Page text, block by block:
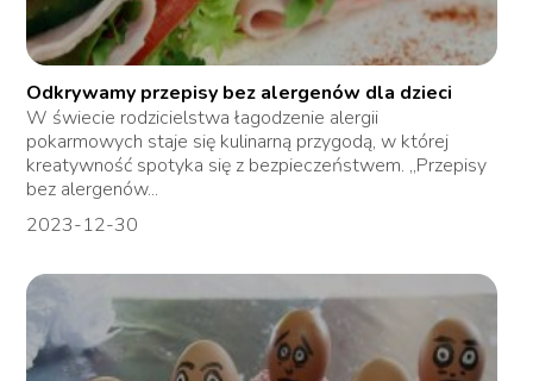
Odkrywamy przepisy bez alergenów dla dzieci
W świecie rodzicielstwa łagodzenie alergii
pokarmowych staje się kulinarną przygodą, w której
kreatywność spotyka się z bezpieczeństwem. „Przepisy
bez alergenów...
2023-12-30